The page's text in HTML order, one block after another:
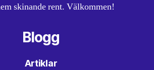
skinande rent. Välkommen!
Blogg
Artiklar